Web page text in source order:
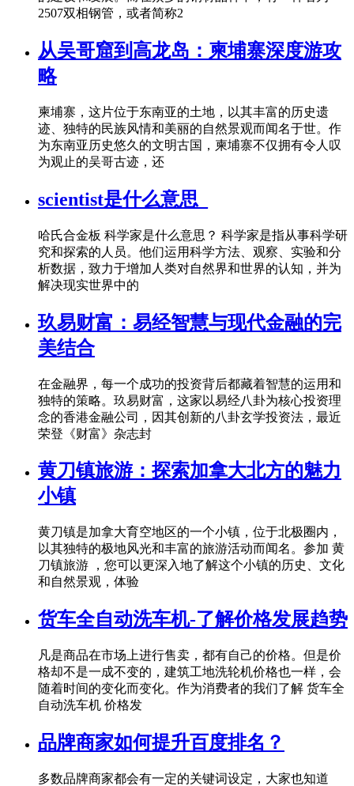
2507双相钢管，或者简称2
从吴哥窟到高龙岛：柬埔寨深度游攻
略
柬埔寨，这片位于东南亚的土地，以其丰富的历史遗
迹、独特的民族风情和美丽的自然景观而闻名于世。作
为东南亚历史悠久的文明古国，柬埔寨不仅拥有令人叹
为观止的吴哥古迹，还
scientist是什么意思_
哈氏合金板 科学家是什么意思？ 科学家是指从事科学研
究和探索的人员。他们运用科学方法、观察、实验和分
析数据，致力于增加人类对自然界和世界的认知，并为
解决现实世界中的
玖易财富：易经智慧与现代金融的完
美结合
在金融界，每一个成功的投资背后都藏着智慧的运用和
独特的策略。玖易财富，这家以易经八卦为核心投资理
念的香港金融公司，因其创新的八卦玄学投资法，最近
荣登《财富》杂志封
黄刀镇旅游：探索加拿大北方的魅力
小镇
黄刀镇是加拿大育空地区的一个小镇，位于北极圈内，
以其独特的极地风光和丰富的旅游活动而闻名。参加 黄
刀镇旅游 ，您可以更深入地了解这个小镇的历史、文化
和自然景观，体验
货车全自动洗车机-了解价格发展趋势
凡是商品在市场上进行售卖，都有自己的价格。但是价
格却不是一成不变的，建筑工地洗轮机价格也一样，会
随着时间的变化而变化。作为消费者的我们了解 货车全
自动洗车机 价格发
品牌商家如何提升百度排名？
多数品牌商家都会有一定的关键词设定，大家也知道